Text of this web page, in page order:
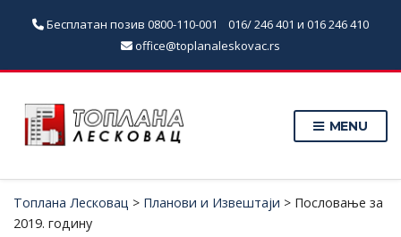
Бесплатан позив 0800-110-001
016/ 246 401 и 016 246 410
office@toplanaleskovac.rs
MENU
Топлана Лесковац > Планови и Извештаји > Пословање за
2019. годину